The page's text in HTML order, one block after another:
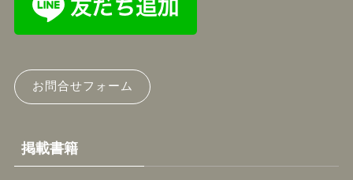
お問合せフォーム
掲載書籍